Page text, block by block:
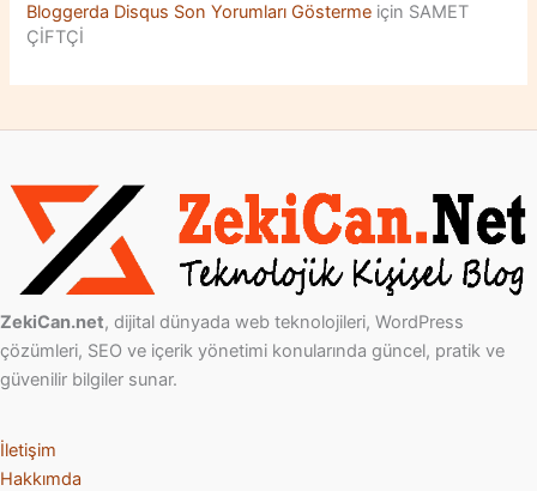
Bloggerda Disqus Son Yorumları Gösterme için SAMET
ÇİFTÇİ
ZekiCan.net, dijital dünyada web teknolojileri, WordPress
çözümleri, SEO ve içerik yönetimi konularında güncel, pratik ve
güvenilir bilgiler sunar.
İletişim
Hakkımda